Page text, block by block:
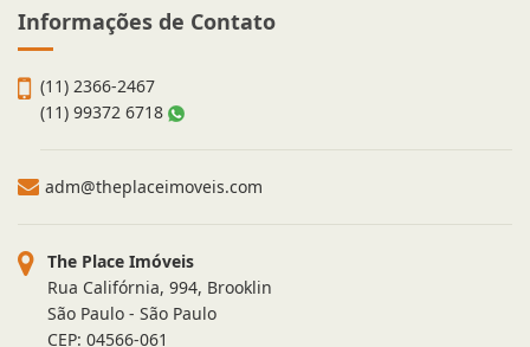
Informações de Contato
(11) 2366-2467
(11) 99372 6718
adm@theplaceimoveis.com
The Place Imóveis
Rua Califórnia, 994, Brooklin
São Paulo - São Paulo
CEP: 04566-061